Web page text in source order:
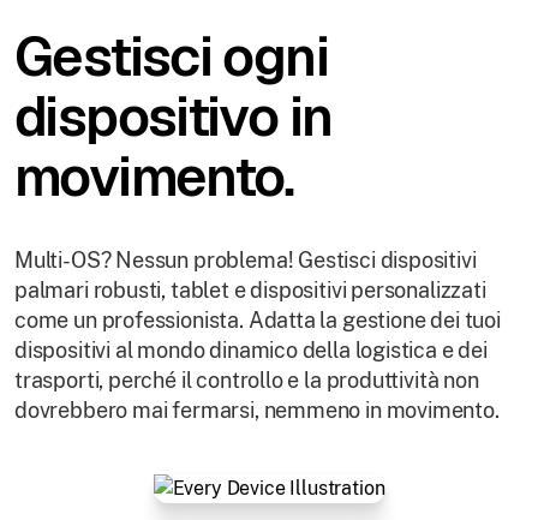
Gestisci ogni
dispositivo in
movimento.
Multi-OS? Nessun problema! Gestisci dispositivi
palmari robusti, tablet e dispositivi personalizzati
come un professionista. Adatta la gestione dei tuoi
dispositivi al mondo dinamico della logistica e dei
trasporti, perché il controllo e la produttività non
dovrebbero mai fermarsi, nemmeno in movimento.